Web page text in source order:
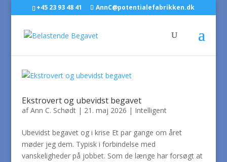
+45 23 93 48 41 AnnC@potentialefabrikken.dk
Ekstrovert og ubevidst begavet
afAnn C. Schødt| 21. maj 2026 | Intelligent
Ubevidst begavet og i krise Et par gange om året
møder jeg dem. Typisk i forbindelse med
vanskeligheder på jobbet. Som de længe har forsøgt at